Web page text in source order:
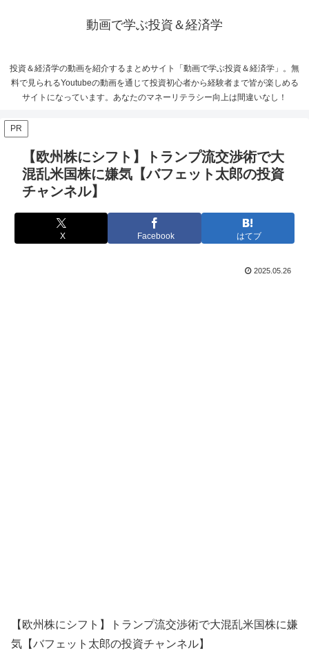
動画で学ぶ投資＆経済学
投資＆経済学の動画を紹介するまとめサイト「動画で学ぶ投資＆経済学」。無
料で見られるYoutubeの動画を通じて投資初心者から経験者まで皆が楽しめる
サイトになっています。あなたのマネーリテラシー向上は間違いなし！
PR
【欧州株にシフト】トランプ流交渉術で大
混乱米国株に嫌気【バフェット太郎の投資
チャンネル】
X Facebook はてブ
2025.05.26
【欧州株にシフト】トランプ流交渉術で大混乱米国株に嫌
気【バフェット太郎の投資チャンネル】